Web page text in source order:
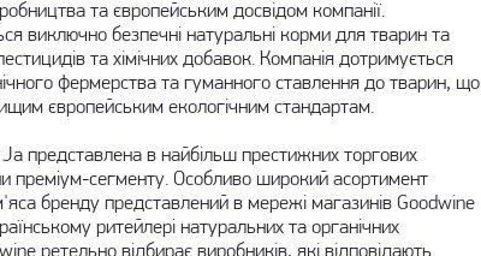
та європейським досвідом компанії.
виключно безпечні натуральні корми для тварин та
та хімічних добавок. Компанія дотримується
фермерства та гуманного ставлення до тварин, що
європейським екологічним стандартам.
Ja представлена в найбільш престижних торгових
преміум-сегменту. Особливо широкий асортимент
бренду представлений в мережі магазинів Goodwine
ритейлері натуральних та органічних